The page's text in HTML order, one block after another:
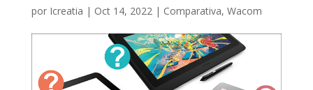
por Icreatia | Oct 14, 2022| Comparativa, Wacom